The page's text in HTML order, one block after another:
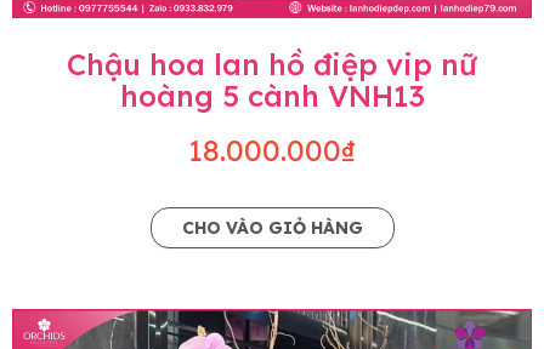
Chậu hoa lan hồ điệp vip nữ
hoàng 5 cành VNH13
18.000.000₫
CHO VÀO GIỎ HÀNG